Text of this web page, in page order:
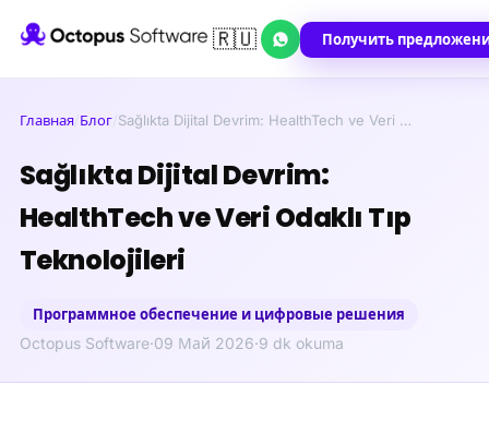
🇷🇺 Получить
Главная/Блог/Sağlıkta Dijital Devrim: HealthTech ve Veri …
Sağlıkta Dijital Devrim:
HealthTech ve Veri Odaklı Tıp
Teknolojileri
Программное обеспечение и цифровые решения
Octopus Software·09 Май 2026·9 dk okuma